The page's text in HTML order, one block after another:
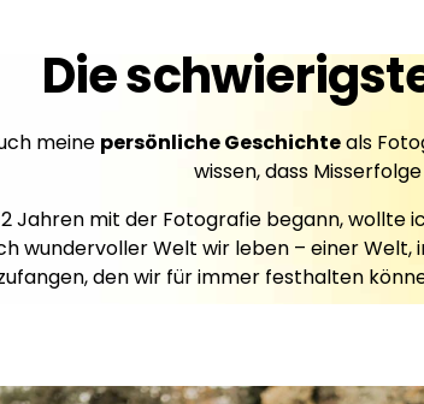
Die
meine persönliche Geschichteals
wissen, dass
Jahren mit der Fotografie begann,
wundervoller Welt wir leben – einer
den wir für immer festhalten